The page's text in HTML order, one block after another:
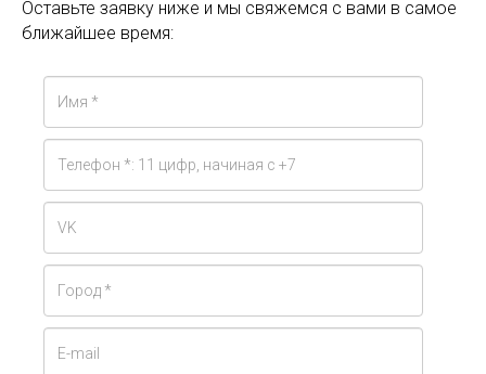
Оставьте заявку ниже и мы свяжемся с вами в самое
ближайшее время: